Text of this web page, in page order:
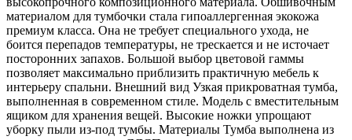
материалом для тумбочки стала гипоаллергенная экокожа
премиум класса. Она не требует специального ухода, не
боится перепадов температуры, не трескается и не источает
посторонних запахов. Большой выбор цветовой гаммы
позволяет максимально приблизить практичную мебель к
интерьеру спальни. Внешний вид Узкая прикроватная тумба,
выполненная в современном стиле. Модель с вместительным
ящиком для хранения вещей. Высокие ножки упрощают
уборку пыли из-под тумбы. Материалы Тумба выполнена из